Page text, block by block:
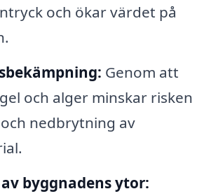
och ökar värdet på
Genom att
och alger minskar risken
nedbrytning av
byggnadens ytor: